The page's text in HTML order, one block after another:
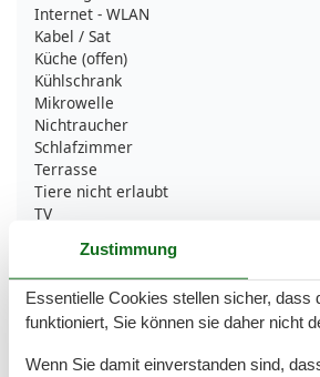
Internet - WLAN
Kabel / Sat
Küche (offen)
Kühlschrank
Mikrowelle
Nichtraucher
Schlafzimmer
Terrasse
Tiere nicht erlaubt
TV
Umliegende einrichtungen
Fahrradunterstellmöglichkeit
Garten zur Nutzung
Parkplatz
Zustimmung
Essentielle Cookies stellen sicher, dass
funktioniert, Sie können sie daher nicht
Wenn Sie damit einverstanden sind,